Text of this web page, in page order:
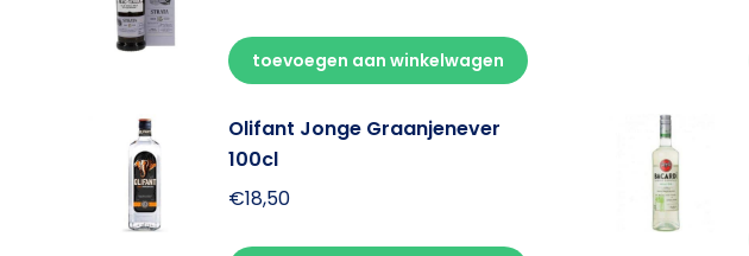
toevoegen aan winkelwagen
Olifant Jonge Graanjenever
100cl
€18,50